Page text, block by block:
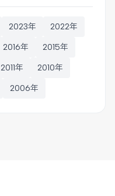
2023年 2022年
2016年 2015年
2011年 2010年
2006年